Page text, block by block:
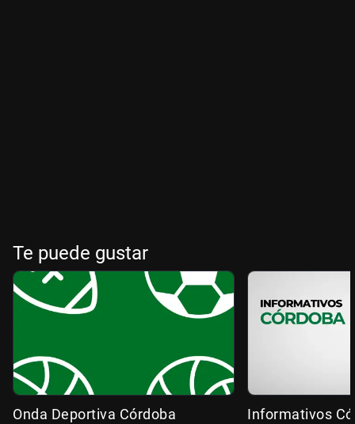
Te puede gustar
Onda Deportiva Córdoba Informativos